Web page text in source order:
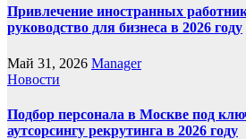
Привлечение иностранных
руководство для бизнеса в 2026 году
Май 31, 2026 Manager
Новости
Подбор персонала в Москве под
аутсорсингу рекрутинга в 2026 году